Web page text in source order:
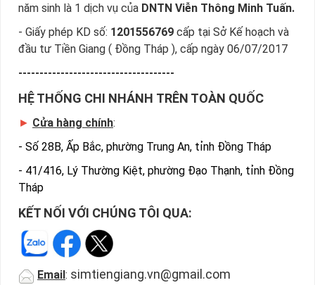
dùng về sim năm sinh.
Ngày nay bạn không chỉ dùng 1 số mà còn có thể 2 hoặc 3
số để dùng cho nhiều mục đích khác nhau.
sim năm sinh để liên lạc, làm hotline hay đơn giản để đi hẹn
Chỉ cần thấy số đuôi điện thoại của bạn hiện trên màn hình
chắc chắn người thân và bạn bè hoặc đối tác của bạn biết
ngay người gọi là ai mà không cần nhìn tới tên hiển thị.
Bạn muốn điều đó chứ? Vậy thì hãy tìm cho mình một nhà
mạng phù hợp với một dãy số phù hợp nhất có năm sinh để
thấy bản thân thêm đẳng cấp hơn nhé.
Sim năm sinh Sim giá rẻ đã có mặt tại Sim Tiền Giang là sim
có giá rẻ nhất. Kho Sim Tiền Giang đang triển khai rất nhiều
năm sinh là 1 dịch vụ của DNTN Viễn Thông Minh Tuấn.
- Giấy phép KD số: 1201556769 cấp tại Sở Kế hoạch và
đầu tư Tiền Giang ( Đồng Tháp ), cấp ngày 06/07/2017
-------------------------------------
HỆ THỐNG CHI NHÁNH TRÊN TOÀN QUỐC
► Cửa hàng chính:
- Số 28B, Ấp Bắc, phường Trung An, tỉnh Đồng Tháp
- 41/416, Lý Thường Kiệt, phường Đạo Thạnh, tỉnh Đồng
Tháp
KẾT NỐI VỚI CHÚNG TÔI QUA:
Email : simtiengiang.vn@gmail.com